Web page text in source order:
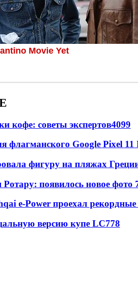
кофе: советы экспертов4099
флагманского Google Pixel
фигуру на пляжах
появилось новое фото
e-Power проехал
версию купе LC778